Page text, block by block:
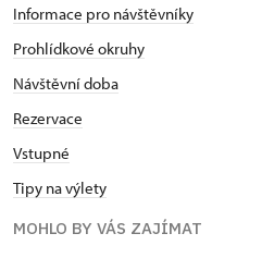
Informace pro návštěvníky
Prohlídkové okruhy
Návštěvní doba
Rezervace
Vstupné
Tipy na výlety
MOHLO BY VÁS ZAJÍMAT